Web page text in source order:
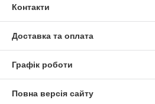
Контакти
Доставка та оплата
Графік роботи
Повна версія сайту